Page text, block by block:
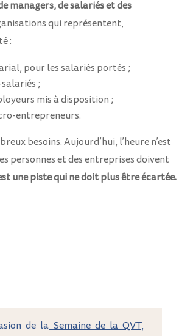
managers, de salariés et des
qui représentent,
:
pour les salariés portés ;
;
mis à disposition ;
entrepreneurs.
besoins. Aujourd’hui, l’heure n’est
personnes et des entreprises doivent
une piste qui ne doit plus être écartée.
de la Semaine de la QVT,